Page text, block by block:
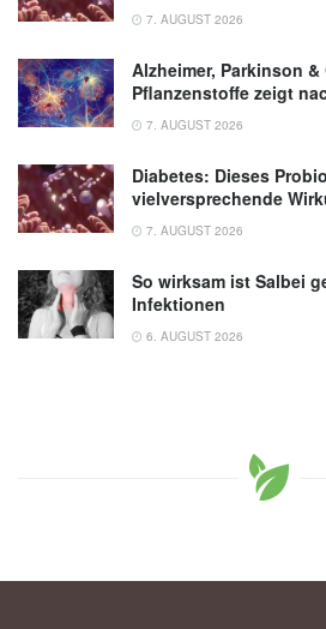
7. AUGUST 2026
Alzheimer, Parkinson &
Pflanzenstoffe zeigt
7. AUGUST 2026
Diabetes: Dieses
vielversprechende
7. AUGUST 2026
So wirksam ist Salbei
Infektionen
6. AUGUST 2026